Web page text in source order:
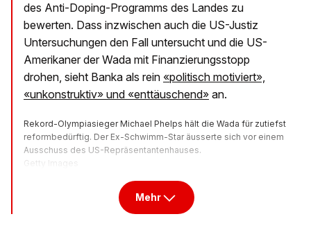
des Anti-Doping-Programms des Landes zu
bewerten. Dass inzwischen auch die US-Justiz
Untersuchungen den Fall untersucht und die US-
Amerikaner der Wada mit Finanzierungsstopp
drohen, sieht Banka als rein «politisch motiviert»,
«unkonstruktiv» und «enttäuschend» an.
Rekord-Olympiasieger Michael Phelps hält die Wada für zutiefst
reformbedürftig. Der Ex-Schwimm-Star äusserte sich vor einem
Ausschuss des US-Repräsentantenhauses.
Getty Images
Mehr